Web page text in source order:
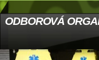
ODBOROVÁ